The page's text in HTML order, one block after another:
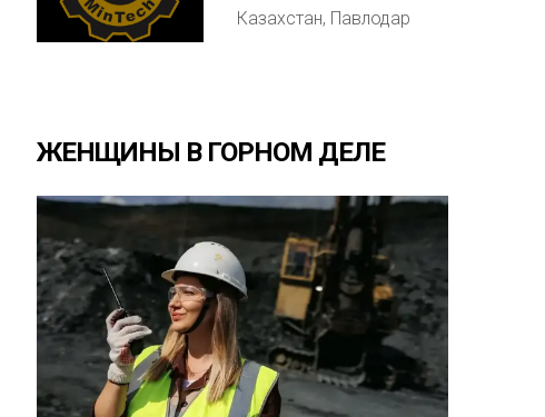
Казахстан, Павлодар
ЖЕНЩИНЫ В ГОРНОМ ДЕЛЕ